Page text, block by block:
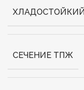
СЕЧЕНИЕ ТПЖ